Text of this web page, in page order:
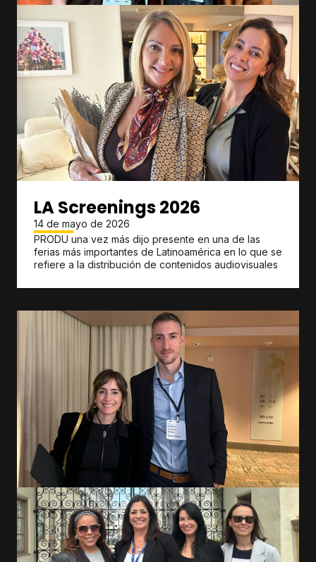
LA Screenings 2026
14 de mayo de 2026
PRODU una vez más dijo presente en una de las
ferias más importantes de Latinoamérica en lo que se
refiere a la distribución de contenidos audiovisuales